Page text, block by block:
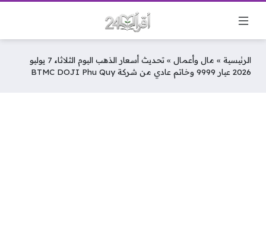
الرئيسية » مال وأعمال »
تحديث أسعار الذهب اليوم الثلاثاء 7 يوليو
2026 عيار 9999 وخاتم عادي من شركة BTMC DOJI Phu Quy